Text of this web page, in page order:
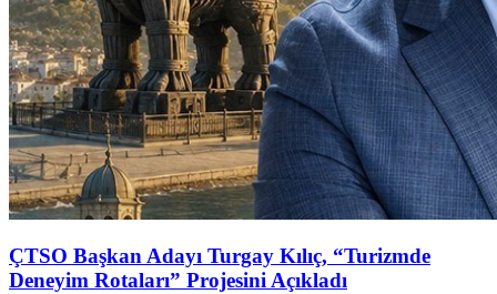
ÇTSO Başkan Adayı Turgay Kılıç, “Turizmde
Deneyim Rotaları” Projesini Açıkladı